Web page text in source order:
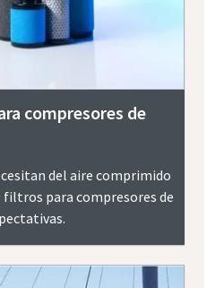
compresores de
del aire comprimido
para compresores de